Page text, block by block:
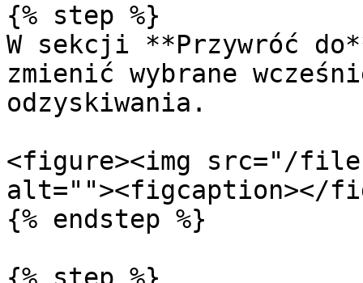
{% step %}
W sekcji **Przywróć
zmienić wybrane
odzyskiwania.
<figure><img src="/
alt=""><figcaption></
{% endstep %}